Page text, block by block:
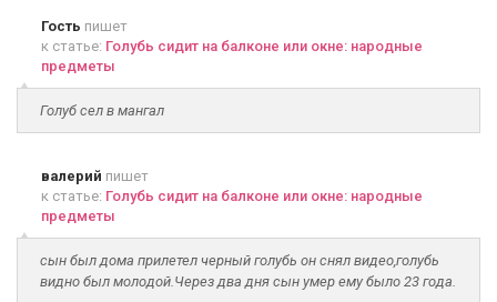
Гость пишет
к статье: Голубь сидит на балконе или окне: народные
предметы
Голуб сел в мангал
валерий пишет
к статье: Голубь сидит на балконе или окне: народные
предметы
сын был дома прилетел черный голубь он снял видео,голубь
видно был молодой.Через два дня сын умер ему было 23 года.